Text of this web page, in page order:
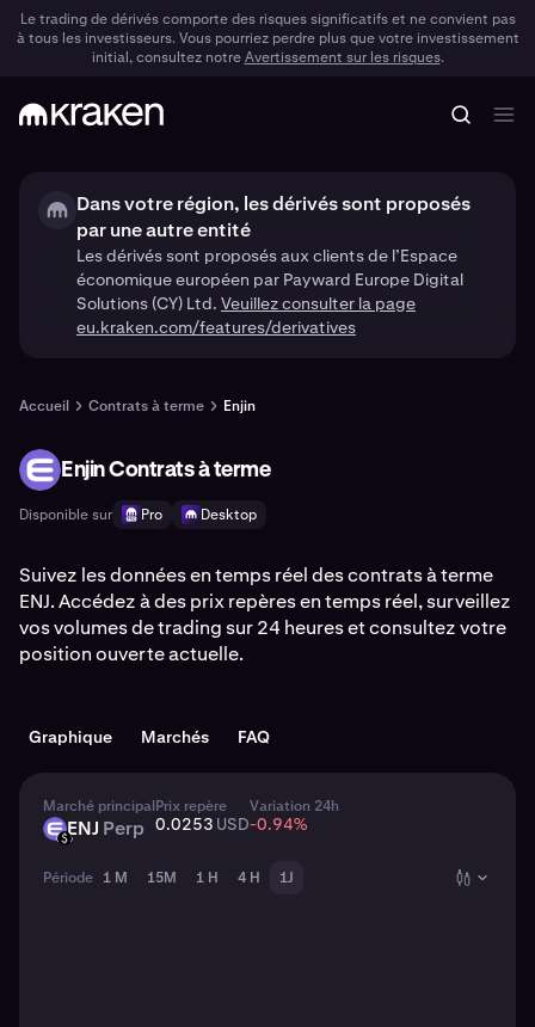
Le trading de dérivés comporte des risques significatifs et ne convient pas
à tous les investisseurs. Vous pourriez perdre plus que votre investissement
initial, consultez notreAvertissement sur les risques.
Dans votre région, les dérivés sont proposés
par une autre entité
Les dérivés sont proposés aux clients de l’Espace
économique européen par Payward Europe Digital
Solutions (CY) Ltd. Veuillez consulter la page
eu.kraken.com/features/derivatives
Accueil Contrats à terme Enjin
ENJ Enjin Contrats à terme
Disponible sur Pro Desktop
Suivez les données en temps réel des contrats à terme
ENJ. Accédez à des prix repères en temps réel, surveillez
vos volumes de trading sur 24 heures et consultez votre
position ouverte actuelle.
Graphique Marchés FAQ
Marché principal
ENJ
USDENJ Perp
Prix repère
0.0253 USD
Variation 24h
-0.94%
Période 1 M 15M 1 H 4 H 1J